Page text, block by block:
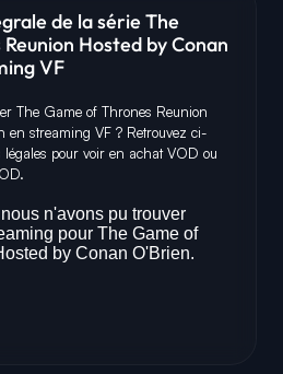
de la série The
Hosted by Conan
VF
The Game of Thrones Reunion
en streaming VF ? Retrouvez ci-
légales pour voir en achat VOD ou